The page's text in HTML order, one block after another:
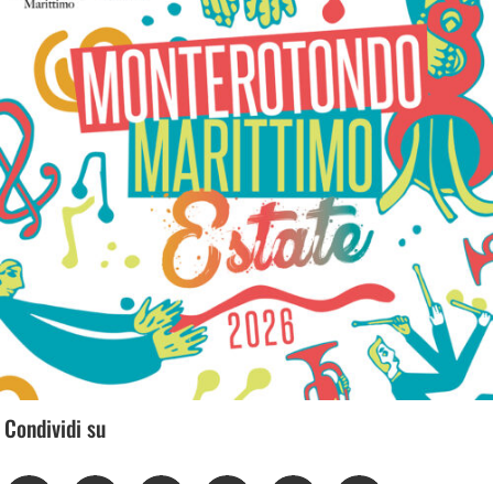
Condividi su